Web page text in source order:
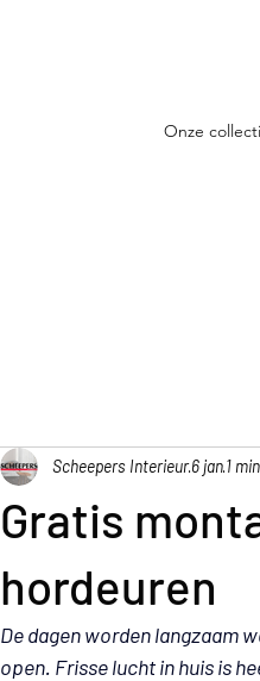
Onze
Gratis
hordeuren
Scheepers Interieur6 jan1
De dagen worden langzaam
open. Frisse lucht in huis is